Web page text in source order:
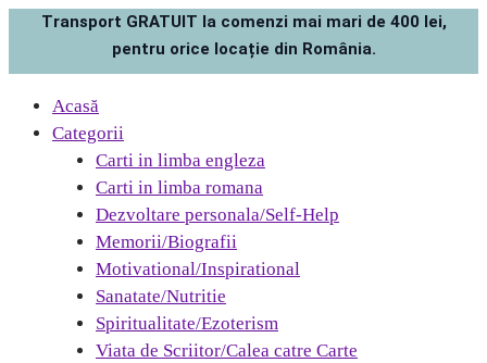
Transport GRATUIT la comenzi mai mari de 400 lei,
pentru orice locație din România.
Acasă
Categorii
Carti in limba engleza
Carti in limba romana
Dezvoltare personala/Self-Help
Memorii/Biografii
Motivational/Inspirational
Sanatate/Nutritie
Spiritualitate/Ezoterism
Viata de Scriitor/Calea catre Carte